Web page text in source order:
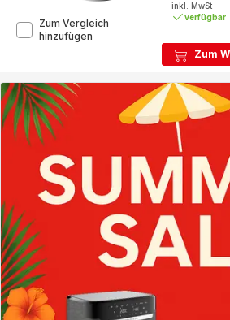
Zum
inkl. MwSt
verfügbar
Zum Vergleich
hinzufügen
induktionsgeeignet,
E53316